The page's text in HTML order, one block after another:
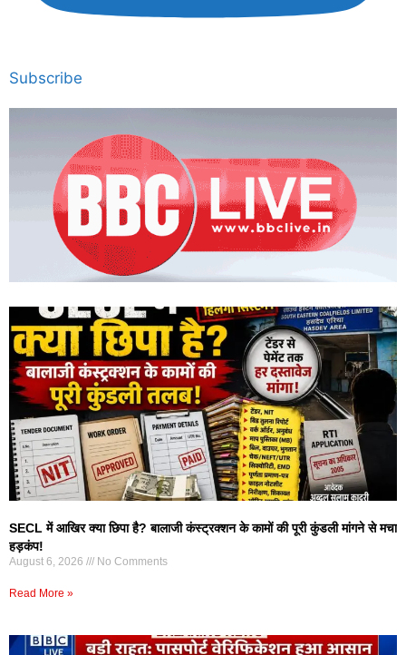
Subscribe
SECL में आखिर क्या छिपा है? बालाजी कंस्ट्रक्शन के कामों की पूरी कुंडली मांगने से मचा
हड़कंप!
August 6, 2026 No Comments
Read More »